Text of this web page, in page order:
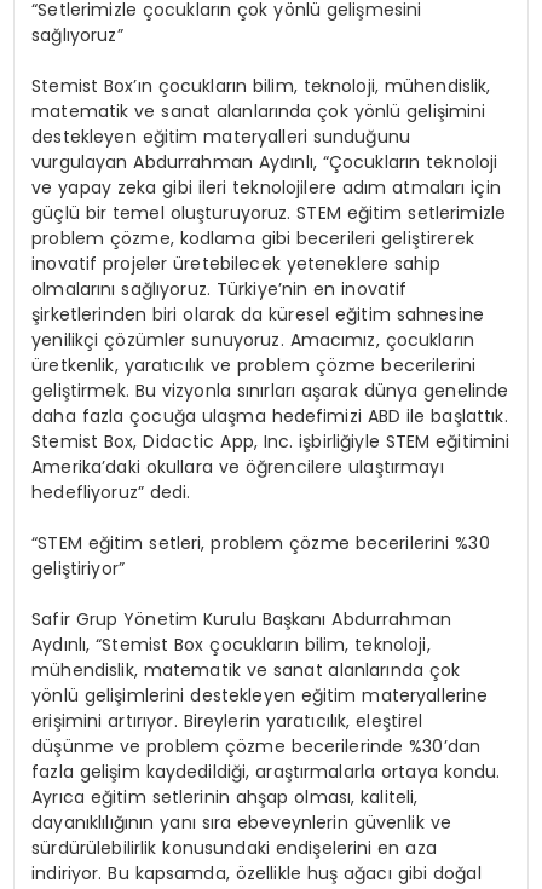
“Setlerimizle çocukların çok yönlü gelişmesini
sağlıyoruz”
Stemist Box’ın çocukların bilim, teknoloji, mühendislik,
matematik ve sanat alanlarında çok yönlü gelişimini
destekleyen eğitim materyalleri sunduğunu
vurgulayan Abdurrahman Aydınlı, “Çocukların teknoloji
ve yapay zeka gibi ileri teknolojilere adım atmaları için
güçlü bir temel oluşturuyoruz. STEM eğitim setlerimizle
problem çözme, kodlama gibi becerileri geliştirerek
inovatif projeler üretebilecek yeteneklere sahip
olmalarını sağlıyoruz. Türkiye’nin en inovatif
şirketlerinden biri olarak da küresel eğitim sahnesine
yenilikçi çözümler sunuyoruz. Amacımız, çocukların
üretkenlik, yaratıcılık ve problem çözme becerilerini
geliştirmek. Bu vizyonla sınırları aşarak dünya genelinde
daha fazla çocuğa ulaşma hedefimizi ABD ile başlattık.
Stemist Box, Didactic App, Inc. işbirliğiyle STEM eğitimini
Amerika’daki okullara ve öğrencilere ulaştırmayı
hedefliyoruz” dedi.
“STEM eğitim setleri, problem çözme becerilerini %30
geliştiriyor”
Safir Grup Yönetim Kurulu Başkanı Abdurrahman
Aydınlı, “Stemist Box çocukların bilim, teknoloji,
mühendislik, matematik ve sanat alanlarında çok
yönlü gelişimlerini destekleyen eğitim materyallerine
erişimini artırıyor. Bireylerin yaratıcılık, eleştirel
düşünme ve problem çözme becerilerinde %30’dan
fazla gelişim kaydedildiği, araştırmalarla ortaya kondu.
Ayrıca eğitim setlerinin ahşap olması, kaliteli,
dayanıklılığının yanı sıra ebeveynlerin güvenlik ve
sürdürülebilirlik konusundaki endişelerini en aza
indiriyor. Bu kapsamda, özellikle huş ağacı gibi doğal